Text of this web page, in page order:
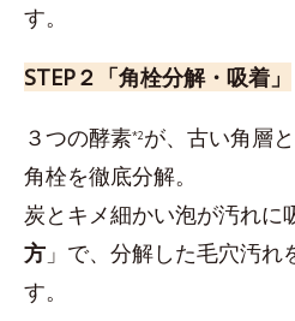
す。
STEP２「角栓分解・吸着」
３つの酵素*2が、古い角層
角栓を徹底分解。
炭とキメ細かい泡が汚れに
方 」で、分解した毛穴汚れ
す。